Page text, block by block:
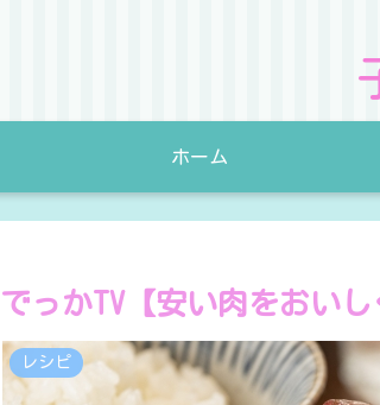
ホーム
っかTV【安い肉をおい
レシピ